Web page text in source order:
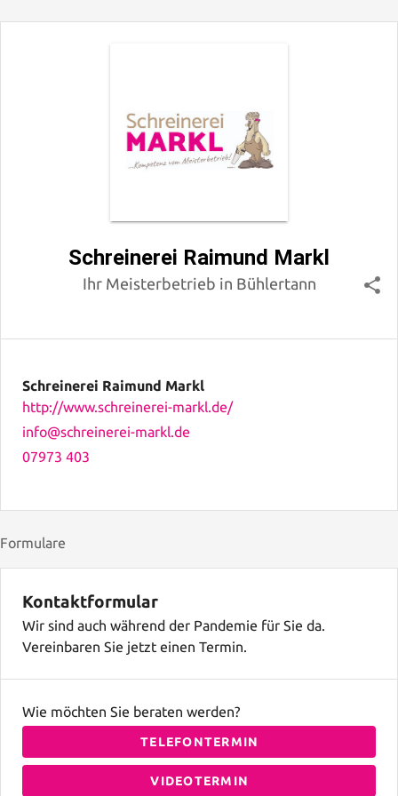
Schreinerei Raimund Markl
Ihr Meisterbetrieb in Bühlertann
Schreinerei Raimund Markl
http://www.schreinerei-markl.de/
info@schreinerei-markl.de
07973 403
Formulare
Kontaktformular
Wir sind auch während der Pandemie für Sie da.
Vereinbaren Sie jetzt einen Termin.
Wie möchten Sie beraten werden?
TELEFONTERMIN
VIDEOTERMIN